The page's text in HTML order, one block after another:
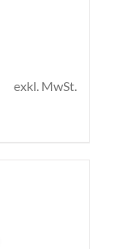
exkl. MwSt.